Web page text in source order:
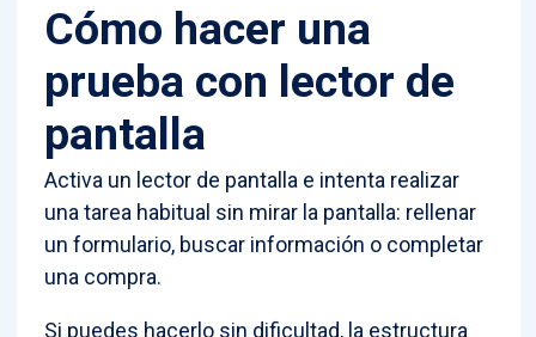
Cómo hacer una
prueba con lector de
pantalla
Activa un lector de pantalla e intenta realizar
una tarea habitual sin mirar la pantalla: rellenar
un formulario, buscar información o completar
una compra.
Si puedes hacerlo sin dificultad, la estructura